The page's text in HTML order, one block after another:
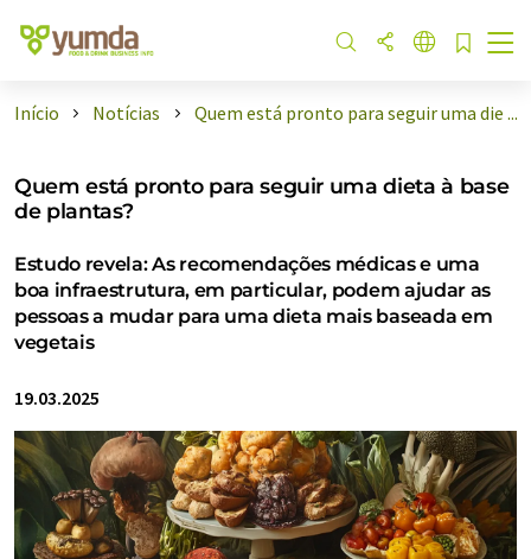
Início Notícias Quem está pronto para seguir uma die ...
Quem está pronto para seguir uma dieta à base
de plantas?
Estudo revela: As recomendações médicas e uma
boa infraestrutura, em particular, podem ajudar as
pessoas a mudar para uma dieta mais baseada em
vegetais
19.03.2025